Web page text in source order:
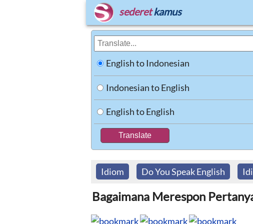
sederet kamus
English to Indonesian
Indonesian to English
English to English
Idiom Do You Speak English
Bagaimana Merespon